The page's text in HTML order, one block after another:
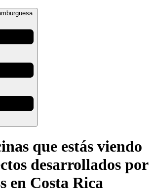
que estás viendo
desarrollados por
en Costa Rica